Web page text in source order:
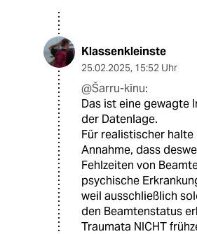
Klassenkleinste
25.02.2025, 15:52 Uhr
@Šarru-kīnu:
Das ist eine gewagte
der Datenlage.
Für realistischer halte
Annahme, dass
Fehlzeiten von
psychische
weil ausschließlich
den Beamtenstatus
Traumata NICHT